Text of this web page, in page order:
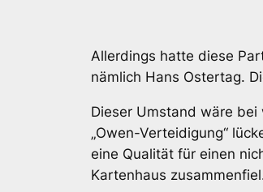
Allerdings hatte diese
nämlich Hans Ostertag.
Dieser Umstand wäre
„Owen-Verteidigung“
eine Qualität für einen
Kartenhaus